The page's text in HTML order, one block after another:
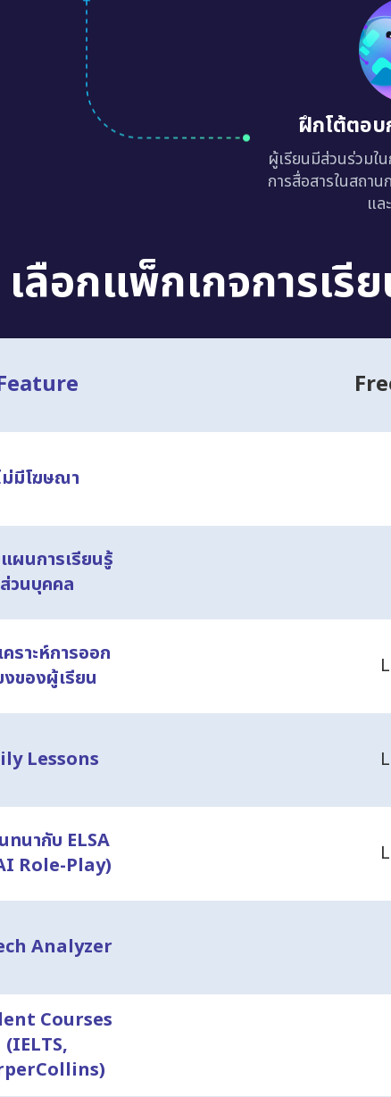
ฝึกโต้ตอ
ผู้เรียนมีส่วนร่วมใ
การสื่อสารในสถา
แล
เลือกแพ็กเกจการเ
ม่มีโฆษณา
ผนการเรียนรู้
ส่วนบุคคล
ราะห์การออก
งของผู้เรียน
Lessons
ทนากับ ELSA
Role-Play)
Analyzer
Courses
(IELTS,